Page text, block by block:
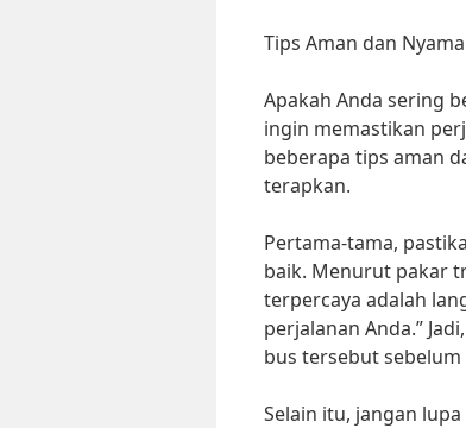
Tips Aman dan
Apakah Anda sering
ingin memastikan
beberapa tips aman
terapkan.
Pertama-tama,
baik. Menurut pakar
terpercaya adalah
perjalanan Anda.”
bus tersebut
Selain itu, jangan